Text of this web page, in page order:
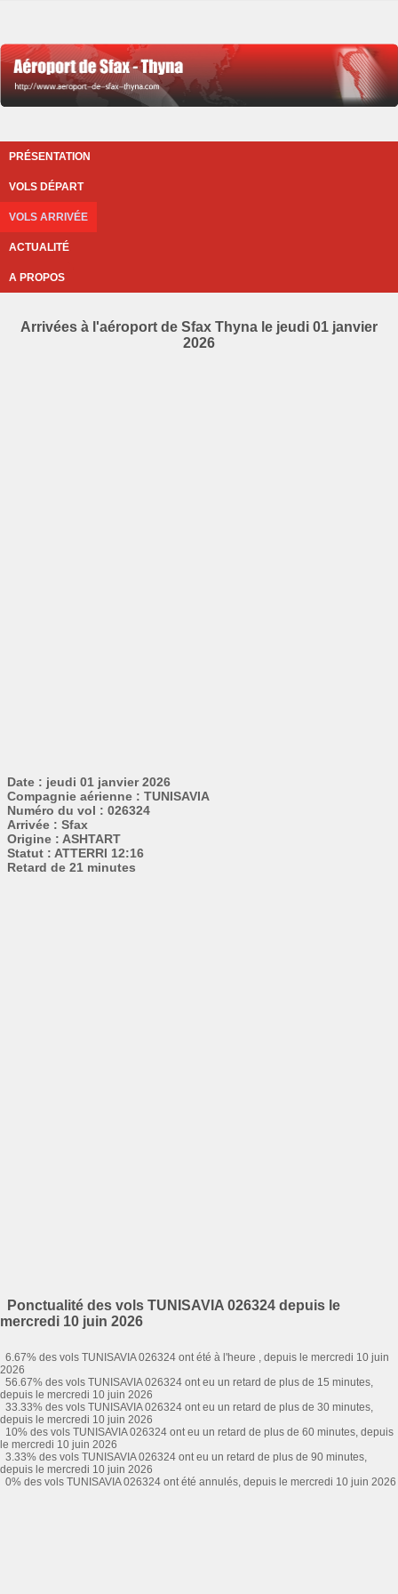
PRÉSENTATION
VOLS DÉPART
VOLS ARRIVÉE
ACTUALITÉ
A PROPOS
Arrivées à l'aéroport de Sfax Thyna le jeudi 01 janvier
2026
Date : jeudi 01 janvier 2026
Compagnie aérienne : TUNISAVIA
Numéro du vol : 026324
Arrivée : Sfax
Origine : ASHTART
Statut : ATTERRI 12:16
Retard de 21 minutes
Ponctualité des vols TUNISAVIA 026324 depuis le
mercredi 10 juin 2026
6.67% des vols TUNISAVIA 026324 ont été à l'heure , depuis le mercredi 10 juin
2026
56.67% des vols TUNISAVIA 026324 ont eu un retard de plus de 15 minutes,
depuis le mercredi 10 juin 2026
33.33% des vols TUNISAVIA 026324 ont eu un retard de plus de 30 minutes,
depuis le mercredi 10 juin 2026
10% des vols TUNISAVIA 026324 ont eu un retard de plus de 60 minutes, depuis
le mercredi 10 juin 2026
3.33% des vols TUNISAVIA 026324 ont eu un retard de plus de 90 minutes,
depuis le mercredi 10 juin 2026
0% des vols TUNISAVIA 026324 ont été annulés, depuis le mercredi 10 juin 2026